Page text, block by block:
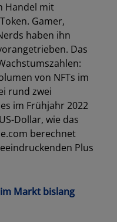
Handel mit
Gamer,
haben ihn
Das
von NFTs im
rund zwei
im Frühjahr 2022
Dollar, wie das
berechnet
Plus
Markt bislang